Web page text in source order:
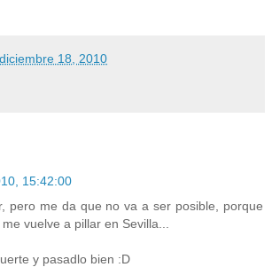
18, 2010
15:42:00
pero me da que no va a ser posible, porque
vuelve a pillar en Sevilla...
y pasadlo bien :D